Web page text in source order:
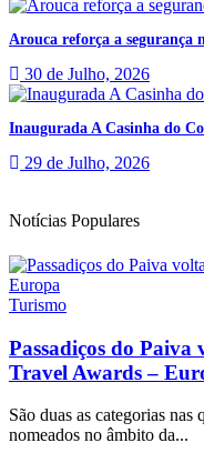
Arouca reforça a segurança
30 de Julho, 2026
Inaugurada A Casinha do
29 de Julho, 2026
Notícias Populares
Turismo
Passadiços do
Travel Awards –
São duas as categorias nas
nomeados no âmbito da...